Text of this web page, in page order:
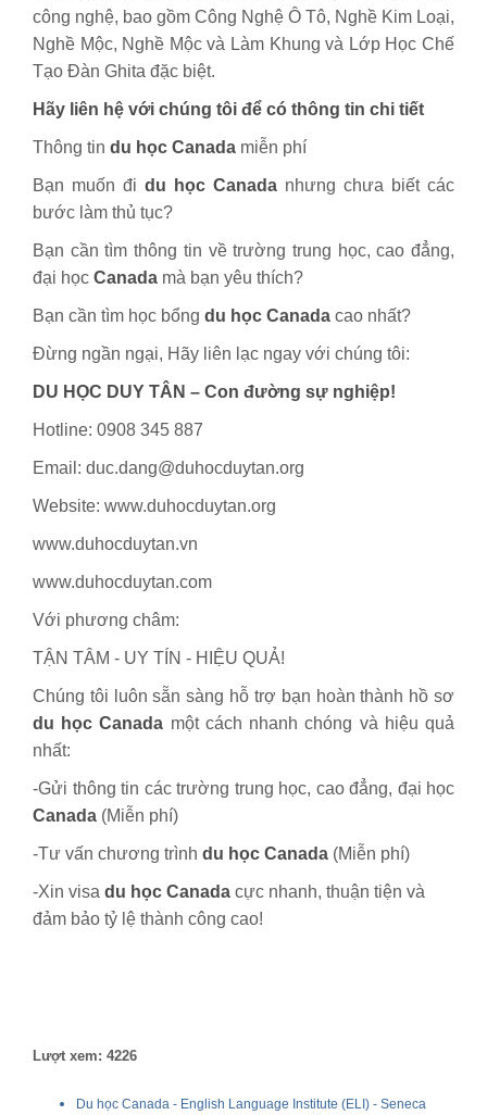
công nghệ, bao gồm Công Nghệ Ô Tô, Nghề Kim Loại,
Nghề Mộc, Nghề Mộc và Làm Khung và Lớp Học Chế
Tạo Đàn Ghita đặc biệt.
Hãy liên hệ với chúng tôi để có thông tin chi tiết
Thông tin du học Canada miễn phí
Bạn muốn đi du học Canada nhưng chưa biết các
bước làm thủ tục?
Bạn cần tìm thông tin về trường trung học, cao đẳng,
đại học Canada mà bạn yêu thích?
Bạn cần tìm học bổng du học Canada cao nhất?
Đừng ngần ngại, Hãy liên lạc ngay với chúng tôi:
DU HỌC DUY TÂN – Con đường sự nghiệp!
Hotline: 0908 345 887
Email: duc.dang@duhocduytan.org
Website: www.duhocduytan.org
www.duhocduytan.vn
www.duhocduytan.com
Với phương châm:
TẬN TÂM - UY TÍN - HIỆU QUẢ!
Chúng tôi luôn sẵn sàng hỗ trợ bạn hoàn thành hồ sơ
du học Canada một cách nhanh chóng và hiệu quả
nhất:
-Gửi thông tin các trường trung học, cao đẳng, đại học
Canada (Miễn phí)
-Tư vấn chương trình du học Canada (Miễn phí)
-Xin visa du học Canada cực nhanh, thuận tiện và
đảm bảo tỷ lệ thành công cao!
Lượt xem: 4226
Du học Canada - English Language Institute (ELI) - Seneca